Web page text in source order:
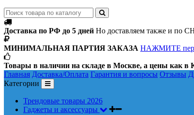
Доставка по РФ до 5 дней Но доставляем также и по
МИНИМАЛЬНАЯ ПАРТИЯ ЗАКАЗА НАЖМИТЕ
Товары в наличии на складе в Москве, а цены как в
Главная Доставка/Оплата Гарантия и вопросы Отзывы
Категории
Трендовые товары 2026
Гаджеты и аксессуары